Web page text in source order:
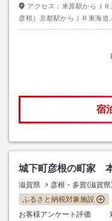
アクセス： 米原駅からＪ
彦根）京都駅からＪＲ東海
（南彦根）当ホテルはＪＲ
宿
城下町彦根の町家
滋賀県 彦根・多賀(滋賀県)
ふるさと納税対象施設
お客様アンケート評価